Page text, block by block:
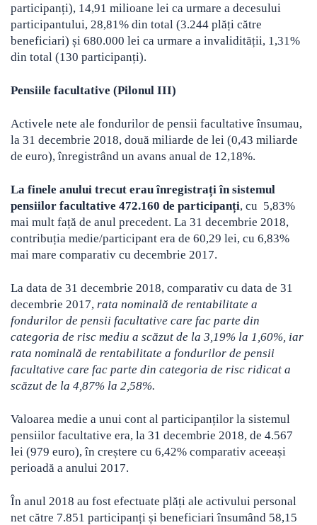
participanți), 14,91 milioane lei ca urmare a decesului
participantului, 28,81% din total (3.244 plăți către
beneficiari) și 680.000 lei ca urmare a invalidității, 1,31%
din total (130 participanți).
Pensiile facultative (Pilonul III)
Activele nete ale fondurilor de pensii facultative însumau,
la 31 decembrie 2018, două miliarde de lei (0,43 miliarde
de euro), înregistrând un avans anual de 12,18%.
La finele anului trecut erau înregistrați în sistemul
pensiilor facultative 472.160 de participanți, cu 5,83%
mai mult față de anul precedent. La 31 decembrie 2018,
contribuția medie/participant era de 60,29 lei, cu 6,83%
mai mare comparativ cu decembrie 2017.
La data de 31 decembrie 2018, comparativ cu data de 31
decembrie 2017, rata nominală de rentabilitate a
fondurilor de pensii facultative care fac parte din
categoria de risc mediu a scăzut de la 3,19% la 1,60%, iar
rata nominală de rentabilitate a fondurilor de pensii
facultative care fac parte din categoria de risc ridicat a
scăzut de la 4,87% la 2,58%.
Valoarea medie a unui cont al participanților la sistemul
pensiilor facultative era, la 31 decembrie 2018, de 4.567
lei (979 euro), în creștere cu 6,42% comparativ aceeași
perioadă a anului 2017.
În anul 2018 au fost efectuate plăți ale activului personal
net către 7.851 participanți și beneficiari însumând 58,15